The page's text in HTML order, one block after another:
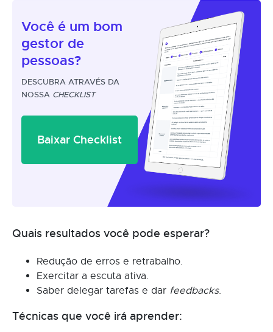
Você é um bom
gestor de
pessoas?
DESCUBRA ATRAVÉS DA
NOSSA CHECKLIST
Baixar Checklist
Quais resultados você pode esperar?
Redução de erros e retrabalho.
Exercitar a escuta ativa.
Saber delegar tarefas e dar feedbacks.
Técnicas que você irá aprender: